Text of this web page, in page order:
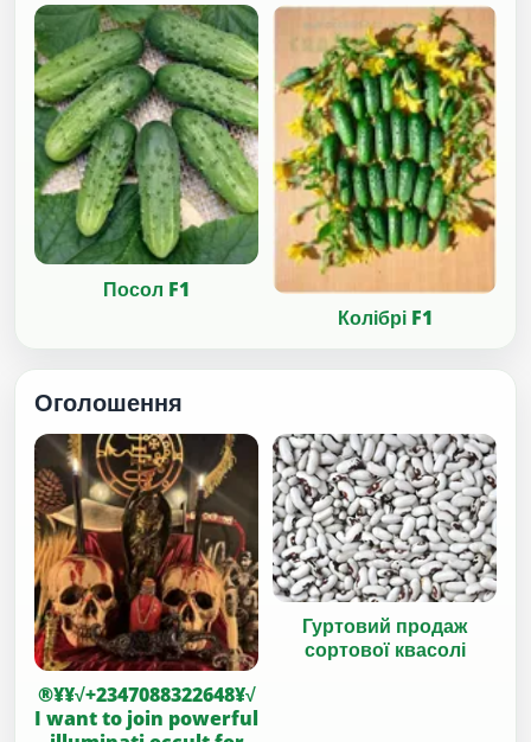
Посол F1
Колібрі F1
Оголошення
®¥¥√+2347088322648¥√
I want to join powerful
Гуртовий продаж
сортової квасолі